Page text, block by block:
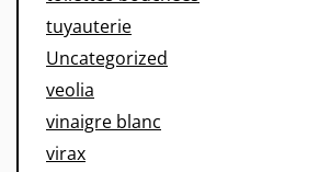
tuyauterie
Uncategorized
veolia
vinaigre blanc
virax